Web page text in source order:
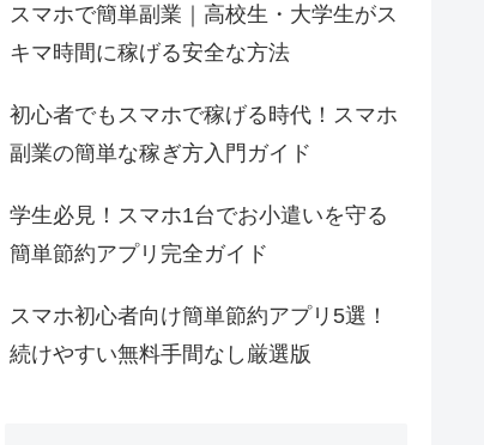
スマホで簡単副業｜高校生・大学生がス
キマ時間に稼げる安全な方法
初心者でもスマホで稼げる時代！スマホ
副業の簡単な稼ぎ方入門ガイド
学生必見！スマホ1台でお小遣いを守る
簡単節約アプリ完全ガイド
スマホ初心者向け簡単節約アプリ5選！
続けやすい無料手間なし厳選版